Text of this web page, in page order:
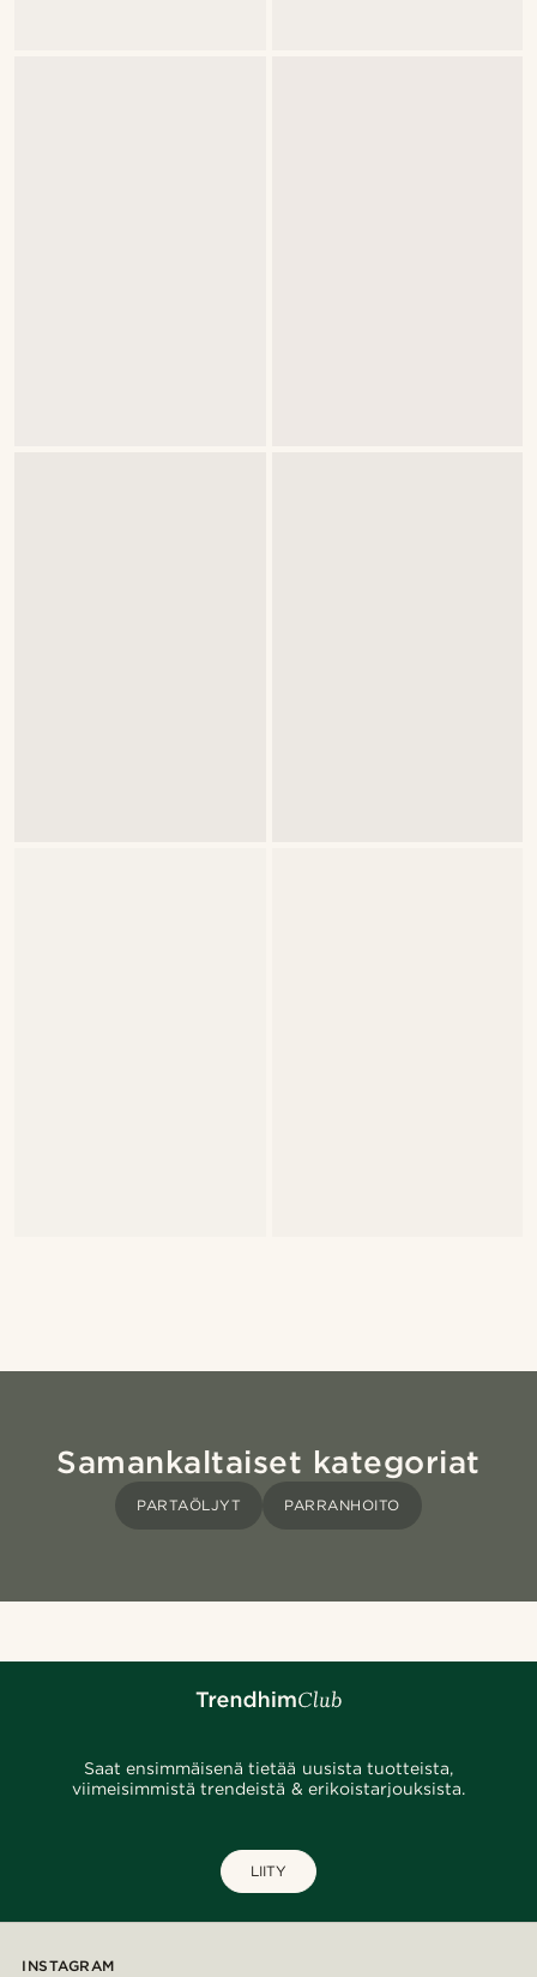
Samankaltaiset kategoriat
PARTAÖLJYT PARRANHOITO
Saat ensimmäisenä tietää uusista tuotteista,
viimeisimmistä trendeistä & erikoistarjouksista.
LIITY
INSTAGRAM